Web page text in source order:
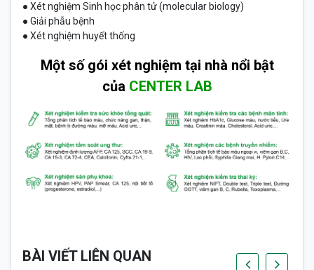
● Xét nghiệm Sinh học phân tử (molecular biology)
● Giải phẫu bệnh
● Xét nghiệm huyết thống
Một số gói xét nghiệm tại nhà nổi bật
của CENTER LAB
BÀI VIẾT LIÊN QUAN